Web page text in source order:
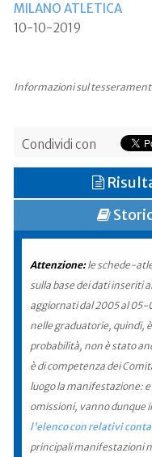
MILANO ATLETICA
10-10-2019
Informazioni sul
Condividi con
Attenzione:le schede-
sulla base dei dati inseriti
aggiornati dal 2005 al
nelle graduatorie, quindi,
probabilità, non è stato
è di competenza dei
luogo la manifestazione:
omissioni, vanno dunque
l'elenco con relativi
principali manifestazioni